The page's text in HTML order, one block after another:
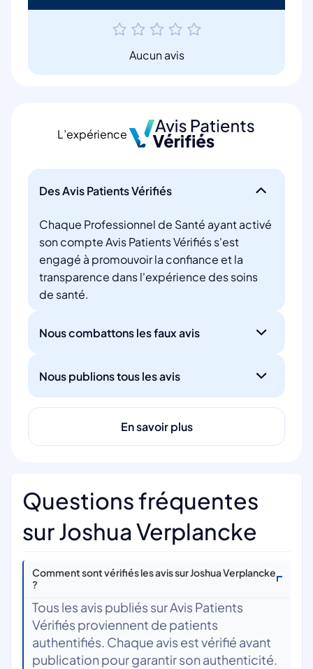
Aucun avis
L’expérience
Des Avis Patients Vérifiés
Chaque Professionnel de Santé ayant activé
son compte Avis Patients Vérifiés s'est
engagé à promouvoir la confiance et la
transparence dans l'expérience des soins
de santé.
Nous combattons les faux avis
Nous publions tous les avis
En savoir plus
Questions fréquentes
sur Joshua Verplancke
Comment sont vérifiés les avis sur Joshua Verplancke
?
Tous les avis publiés sur Avis Patients
Vérifiés proviennent de patients
authentifiés. Chaque avis est vérifié avant
publication pour garantir son authenticité.